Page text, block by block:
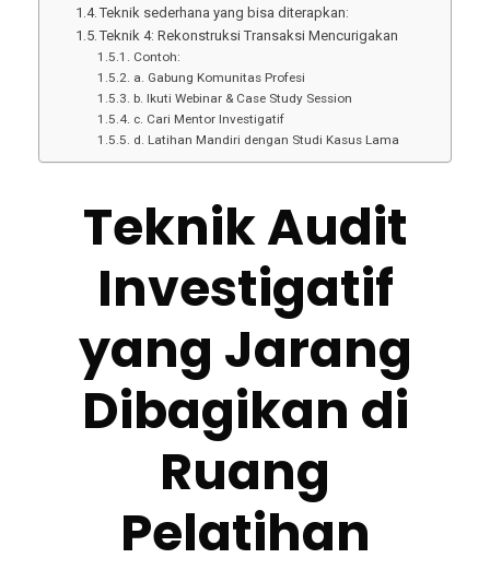
Teknik sederhana yang bisa diterapkan:
Teknik 4: Rekonstruksi Transaksi Mencurigakan
Contoh:
a. Gabung Komunitas Profesi
b. Ikuti Webinar & Case Study Session
c. Cari Mentor Investigatif
d. Latihan Mandiri dengan Studi Kasus Lama
Teknik Audit
Investigatif
yang Jarang
Dibagikan di
Ruang
Pelatihan